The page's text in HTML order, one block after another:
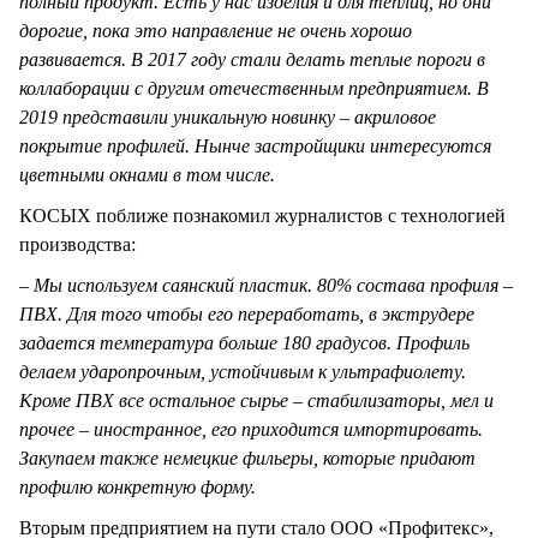
дорогие, пока это направление не очень хорошо
развивается. В 2017 году стали делать теплые пороги в
коллаборации с другим отечественным предприятием. В
2019 представили уникальную новинку – акриловое
покрытие профилей. Нынче застройщики интересуются
цветными окнами в том числе.
КОСЫХ поближе познакомил журналистов с технологией
производства:
– Мы используем саянский пластик. 80% состава профиля –
ПВХ. Для того чтобы его переработать, в экструдере
задается температура больше 180 градусов. Профиль
делаем ударопрочным, устойчивым к ультрафиолету.
Кроме ПВХ все остальное сырье – стабилизаторы, мел и
прочее – иностранное, его приходится импортировать.
Закупаем также немецкие фильеры, которые придают
профилю конкретную форму.
Вторым предприятием на пути стало ООО «Профитекс»,